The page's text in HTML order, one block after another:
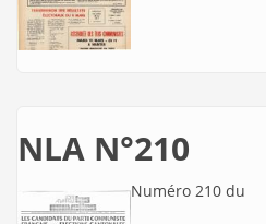
NLA N°210
Numéro 210 du